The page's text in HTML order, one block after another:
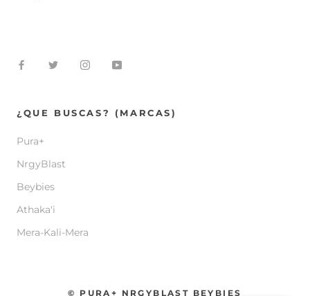
¿QUE BUSCAS? (MARCAS)
Pura+
NrgyBlast
Beybies
Athaka'i
Mera-Kali-Mera
© PURA+ NRGYBLAST BEYBIES